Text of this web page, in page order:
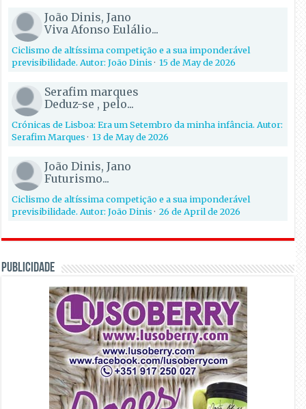
João Dinis, Jano
Viva Afonso Eulálio...
Ciclismo de altíssima competição e a sua imponderável
previsibilidade. Autor: João Dinis·15 de May de 2026
Serafim marques
Deduz-se , pelo...
Crónicas de Lisboa: Era um Setembro da minha infância. Autor:
Serafim Marques·13 de May de 2026
João Dinis, Jano
Futurismo...
Ciclismo de altíssima competição e a sua imponderável
previsibilidade. Autor: João Dinis·26 de April de 2026
PUBLICIDADE